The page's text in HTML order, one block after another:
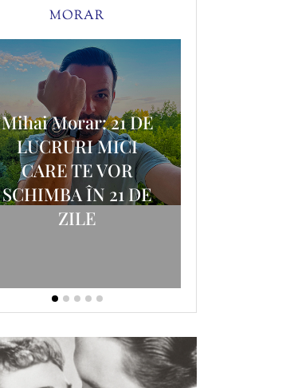
MORAR
Mihai Morar: 21 DE
LUCRURI MICI
CARE TE VOR
SCHIMBA ÎN 21 DE
ZILE